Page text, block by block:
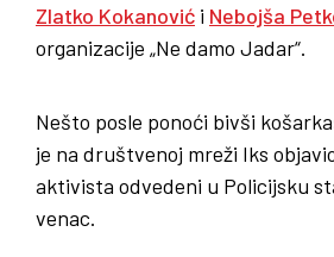
Zlatko Kokanović i Nebojša
organizacije „Ne damo Jadar“.
Nešto posle ponoći bivši
je na društvenoj mreži Iks
aktivista odvedeni u Policijsku
venac.